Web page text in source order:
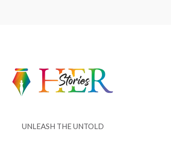
UNLEASH THE UNTOLD